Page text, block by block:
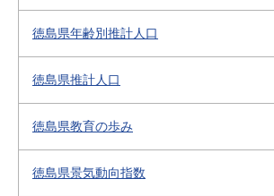
徳島県年齢別推計人口
徳島県推計人口
徳島県教育の歩み
徳島県景気動向指数